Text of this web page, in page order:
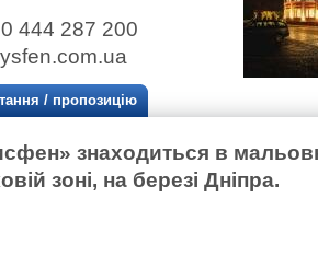
444 287 200
/ пропозицію
знаходиться в
зоні, на березі Дніпра.